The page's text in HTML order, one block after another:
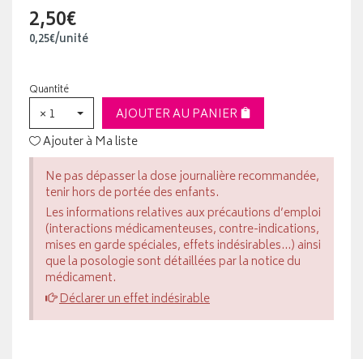
2,50€
0,25€/unité
Quantité
× 1
AJOUTER AU PANIER
Ajouter à Ma liste
Ne pas dépasser la dose journalière recommandée,
tenir hors de portée des enfants.
Les informations relatives aux précautions d’emploi
(interactions médicamenteuses, contre-indications,
mises en garde spéciales, effets indésirables...) ainsi
que la posologie sont détaillées par la notice du
médicament.
Déclarer un effet indésirable